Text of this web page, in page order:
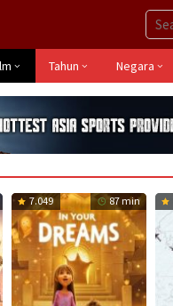
Tahun Negara
7.049 87 min